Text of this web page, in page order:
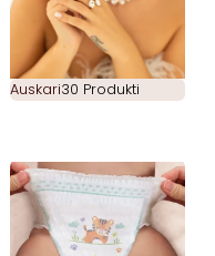
Auskari30 Produkti